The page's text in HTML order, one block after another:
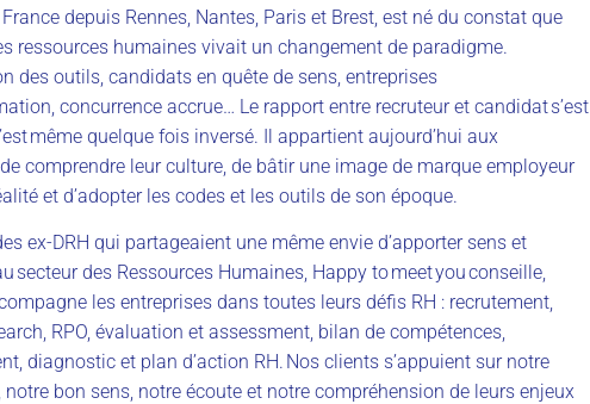
depuis Rennes, Nantes, Paris et Brest, est né du constat que
ressources humaines vivait un changement de paradigme.
des outils, candidats en quête de sens, entreprises
concurrence accrue… Le rapport entre recruteur et candidat s’est
même quelque fois inversé. Il appartient aujourd’hui aux
comprendre leur culture, de bâtir une image de marque employeur
et d’adopter les codes et les outils de son époque.
ex-DRH qui partageaient une même envie d’apporter sens et
secteur des Ressources Humaines, Happy to meet you conseille,
les entreprises dans toutes leurs défis RH : recrutement,
RPO, évaluation et assessment, bilan de compétences,
diagnostic et plan d’action RH. Nos clients s’appuient sur notre
notre bon sens, notre écoute et notre compréhension de leurs enjeux